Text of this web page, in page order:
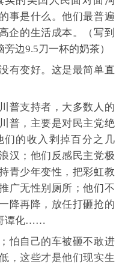
事是什么。他们最普遍
的生活成本。（写到
边9.5刀一杯的奶茶）
有变好。这是最简单直
普支持者，大多数人的
普，主要是对民主党绝
的收入剥掉百分之几
汉；他们反感民主党极
青少年变性，把彩虹教
广无性别厕所；他们不
降再降，放任打砸抢的
谭化……
怕自己的车被砸不敢进
，这些才是他们现实生